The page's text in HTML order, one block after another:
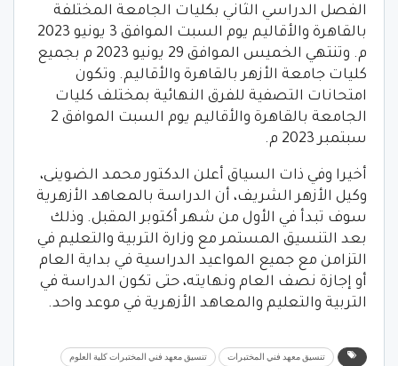
الفصل الدراسي الثاني بكليات الجامعة المختلفة
بالقاهرة والأقاليم يوم السبت الموافق 3 يونيو 2023
م. وتنتهي الخميس الموافق 29 يونيو 2023 م بجميع
كليات جامعة الأزهر بالقاهرة والأقاليم. وتكون
امتحانات التصفية للفرق النهائية بمختلف كليات
الجامعة بالقاهرة والأقاليم يوم السبت الموافق 2
سبتمبر 2023 م.
أخيرا وفي ذات السياق أعلن الدكتور محمد الضوينى،
وكيل الأزهر الشريف، أن الدراسة بالمعاهد الأزهرية
سوف تبدأ في الأول من شهر أكتوبر المقبل. وذلك
بعد التنسيق المستمر مع وزارة التربية والتعليم في
التزامن مع جميع المواعيد الدراسية في بداية العام
أو إجازة نصف العام ونهايته، حتى تكون الدراسة في
التربية والتعليم والمعاهد الأزهرية في موعد واحد.
تنسيق معهد فني المختبرات تنسيق معهد فني المختبرات كلية العلوم